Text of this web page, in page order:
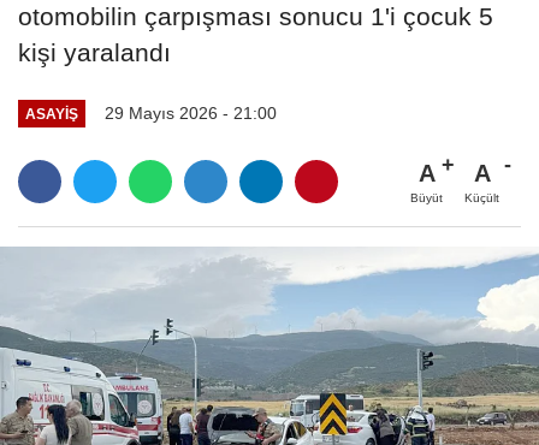
otomobilin çarpışması sonucu 1'i çocuk 5
kişi yaralandı
ASAYIŞ 29 Mayıs 2026 - 21:00
A
Büyüt
A
Küçült